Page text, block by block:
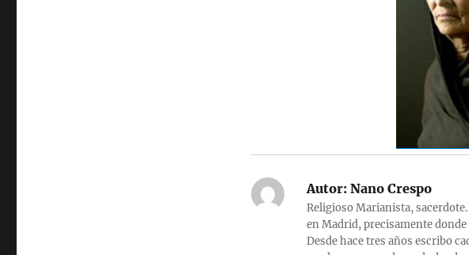
Autor:Nano Crespo
Religioso Marianista,
en Madrid, precisamente
Desde hace tres años escribo